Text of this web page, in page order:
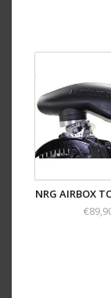
doordacht
toespoor en
Toespoor
turnbuckles
inserts
aangepast
gebeurt door
De
NRG AIRBOX